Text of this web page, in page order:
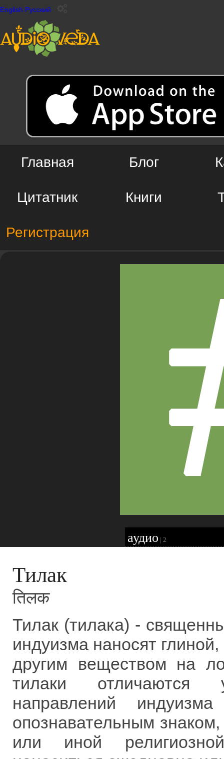
English Русский
Главная Блог
Цитатник Книги
Регистрация
аудио | 2
Тилак
तिलक
Тилак (тилака) -
индуизма наносят
другим веществом на
тилаки отличаются
направлений
опознавательным
или иной